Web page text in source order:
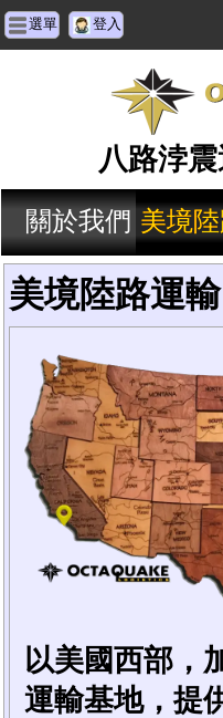
選單 登入
八路浡
關於我們 美境
美境陸路運輸
以美國西部，
運輸基地，提